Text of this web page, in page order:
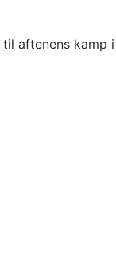
aftenens kamp i